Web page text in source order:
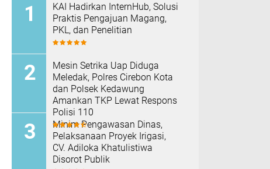
KAI Hadirkan InternHub, Solusi
Praktis Pengajuan Magang,
PKL, dan Penelitian
Mesin Setrika Uap Diduga
Meledak, Polres Cirebon Kota
dan Polsek Kedawung
Amankan TKP Lewat Respons
Polisi 110
Minim Pengawasan Dinas,
Pelaksanaan Proyek Irigasi,
CV. Adiloka Khatulistiwa
Disorot Publik